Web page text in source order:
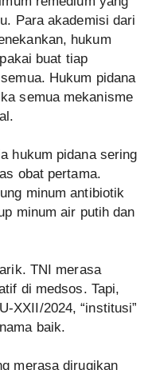
Para akademisi dari
hukum
buat tiap
Hukum pidana
semua mekanisme
hukum pidana sering
obat pertama.
minum antibiotik
minum air putih dan
TNI merasa
di medsos. Tapi,
XXII/2024, “institusi”
baik.
merasa dirugikan